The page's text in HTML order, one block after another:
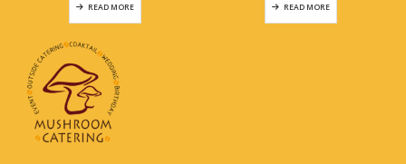
READ MORE READ MORE